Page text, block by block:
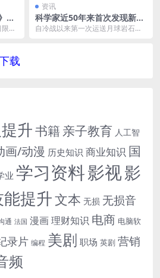
做
定”
资讯
科学家近50年来首次发现新月
岩石
自冷战以来第一次运送月球岩石和
载
升书籍 亲子教育 人工智
画/动漫 历史知识 商业知识 国
业 学习资料影视影
提升文本 无损 无损音
通 法国 漫画理财知识 电商 电脑软
录片 编程 美剧 职场 英剧 营销
频